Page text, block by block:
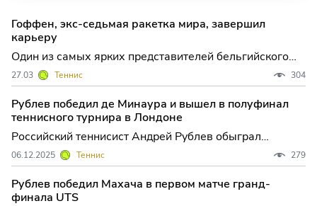
Гоффен, экс-седьмая ракетка мира, завершил
карьеру
Один из самых ярких представителей бельгийского
тенниса последних лет, Давид Гоффен, объявил о том,
что нынешний сезон станет для него последним в
профессиональной карьере. Решение 35-летнего
спортсмена завершить выступления на высшем
уровне стало зн
27.03 Теннис 304
Рублев победил де Минаура и вышел в полуфинал
теннисного турнира в Лондоне
Российский теннисист Андрей Рублев обыграл
австралийца Алекса де Минаура во втором матче
группового этапа гранд-финала серии выставочных
турниров Ultimate Tennis Showdown ...
06.12.2025 Теннис 279
Рублев победил Махача в первом матче гранд-
финала UTS